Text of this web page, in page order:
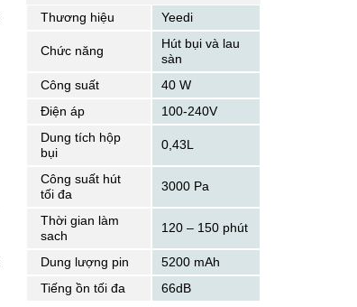
Thương hiệu Yeedi
Chức năng
Hút bụi và lau
sàn
Công suất
40 W
Điện áp
100-240V
Dung tích hộp
bụi
0,43L
Công suất hút
tối đa
3000 Pa
Thời gian làm
sach
120 – 150 phút
Dung lượng pin
5200 mAh
Tiếng ồn tối đa
66dB